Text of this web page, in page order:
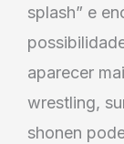
splash” e
aparecer
wrestling,
shonen